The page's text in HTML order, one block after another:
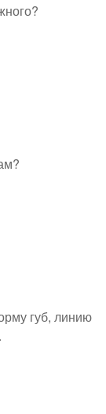
губ, линию